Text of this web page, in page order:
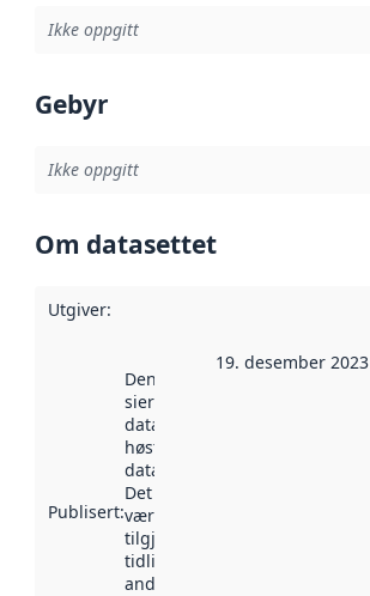
Ikke oppgitt
Gebyr
Ikke oppgitt
Om datasettet
Utgiver:
Publisert:
Denne datoen
sier når
datasettet ble
høstet av
data.norge.no.
Det kan ha
vært
tilgjengelig
tidligere
andre steder.
19. desember 2023